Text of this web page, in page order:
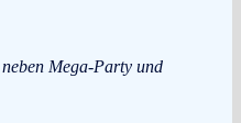
Mega-Party und